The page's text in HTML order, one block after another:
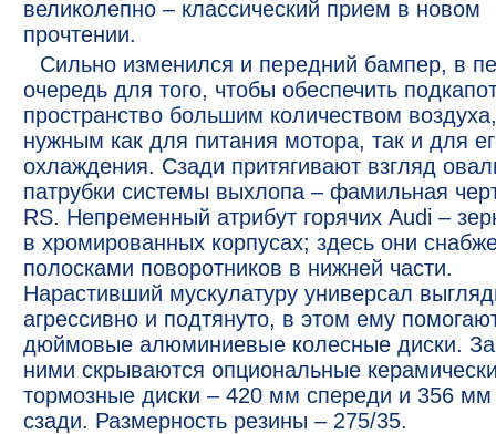
великолепно – классический прием в новом
прочтении.
Сильно изменился и передний бампер, в
очередь для того, чтобы обеспечить
пространство большим количеством воздуха,
нужным как для питания мотора, так и для
охлаждения. Сзади притягивают взгляд
патрубки системы выхлопа – фамильная
RS. Непременный атрибут горячих Audi –
в хромированных корпусах; здесь они
полосками поворотников в нижней части.
Нарастивший мускулатуру универсал
агрессивно и подтянуто, в этом ему
дюймовые алюминиевые колесные диски. За
ними скрываются опциональные
тормозные диски – 420 мм спереди и 356 мм
сзади. Размерность резины – 275/35.